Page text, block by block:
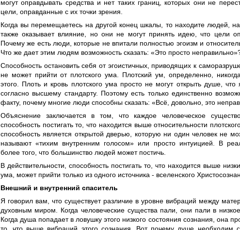
могут оправдывать средства и нет таких границ, которых они не
цели, оправданные с их точки зрения.
Когда вы перемещаетесь на другой конец шкалы, то находите людей,
также оказывает влияние, но они не могут принять идею, что цели
Почему же есть люди, которые не впитали полностью эгоизм и
Что же дает этим людям возможность сказать: «Это просто
Способность остановить себя от эгоистичных, приводящих к
не может прийти от плотского ума. Плотский ум, определенно,
этого. Плоть и кровь плотского ума просто не могут открыть душе, что
согласно высшему стандарту. Поэтому есть только единственно
факту, почему многие люди способны сказать: «Всё, довольно, это
Объяснение заключается в том, что каждое человеческое
способность постигать то, что находится выше относительности
способность является открытой дверью, которую ни один человек не
называют «тихим внутренним голосом» или просто интуицией. В
более того, что большинство людей может постичь.
В действительности, способность постигать то, что находится выше
ума, может прийти только из одного источника - вселенского
Внешний и внутренний спаситель
Я говорил вам, что существует различие в уровне вибраций между
духовным миром. Когда человеческие существа пали, они пали в
Когда душа попадает в ловушку этого низкого состояния сознания, она